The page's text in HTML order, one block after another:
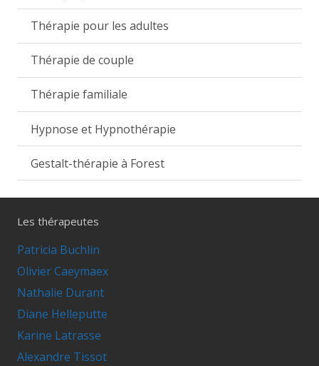
Thérapie pour les adultes
Thérapie de couple
Thérapie familiale
Hypnose et Hypnothérapie
Gestalt-thérapie à Forest
Les thérapeutes
Patricia Buchlin
Olivier Caeymaex
Nathalie Durant
Diane Helleputte
Karine Latrasse
Alexandre Tissot